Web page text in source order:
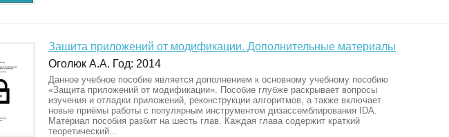
Защита приложений от модификации. Дополнительные материалы
Оголюк А.А. Год: 2014
Данное учебное пособие является дополнением к основному учебному пособию
«Защита приложений от модификации». Пособие глубже раскрывает вопросы
изучения и отладки приложений, реконструкции алгоритмов, а также включает
новые приёмы работы с популярным инструментом дизассемблирования IDA.
Материал пособия разбит на шесть глав. Каждая глава содержит краткий
теоретический...